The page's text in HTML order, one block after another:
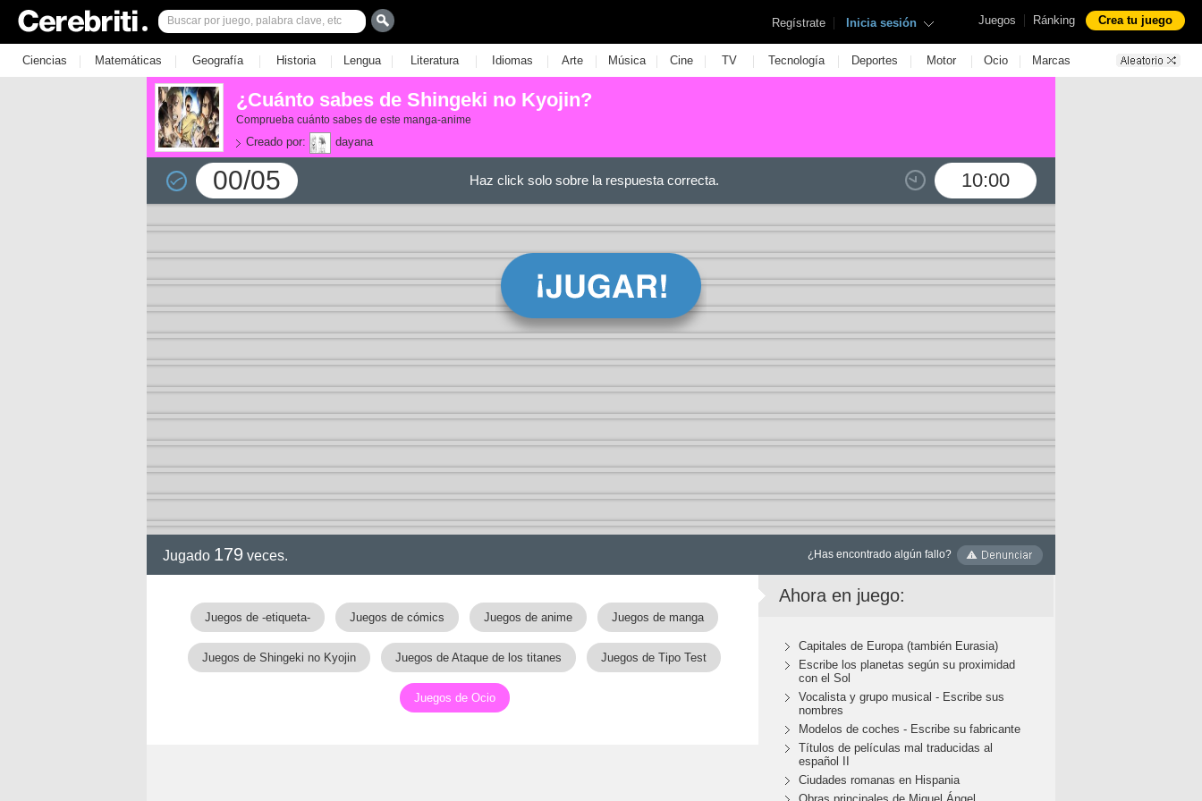
Juegos | Ránking Crea tu juego
Regístrate | Inicia sesión
Ciencias | Matemáticas | Geografía | Historia | Lengua | Literatura | Idiomas | Arte | Música | Cine | TV | Tecnología | Deportes | Motor | Ocio | Marcas
¿Cuánto sabes de Shingeki no Kyojin?
Comprueba cuánto sabes de este manga-anime
Creado por: dayana
00/05 10:00
Haz click solo sobre la respuesta correcta.
Jugado 179 veces. ¿Has encontrado algún fallo?
Juegos de -etiqueta- Juegos de cómics Juegos de anime Juegos de manga
Juegos de Shingeki no Kyojin Juegos de Ataque de los titanes Juegos de Tipo Test
Juegos de Ocio
Ahora en juego:
Capitales de Europa (también Eurasia)
Escribe los planetas según su proximidad
con el Sol
Vocalista y grupo musical - Escribe sus
nombres
Modelos de coches - Escribe su fabricante
Títulos de películas mal traducidas al
español II
Ciudades romanas en Hispania